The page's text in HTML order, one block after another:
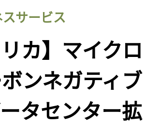
サービス
リカ】マイク
ンネガティ
タセンター